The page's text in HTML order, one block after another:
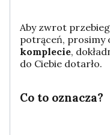
Aby zwrot
potrąceń, prosimy
komplecie,
do Ciebie dotarło.
Co to oznacza?